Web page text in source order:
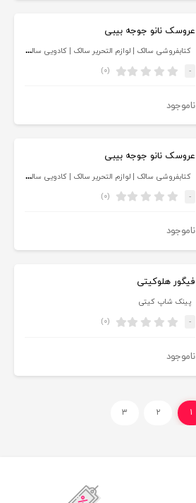
عروسک نانو جوجه بیبی
کتابفروشی سالک | لوازم التحریر سالک | کادویی سالک
- (۰)
ناموجود
عروسک نانو جوجه بیبی
کتابفروشی سالک | لوازم التحریر سالک | کادویی سالک
- (۰)
ناموجود
فیگور هلوکیتی
پینک شاپ کیتی
- (۰)
ناموجود
۱ ۲ ۳